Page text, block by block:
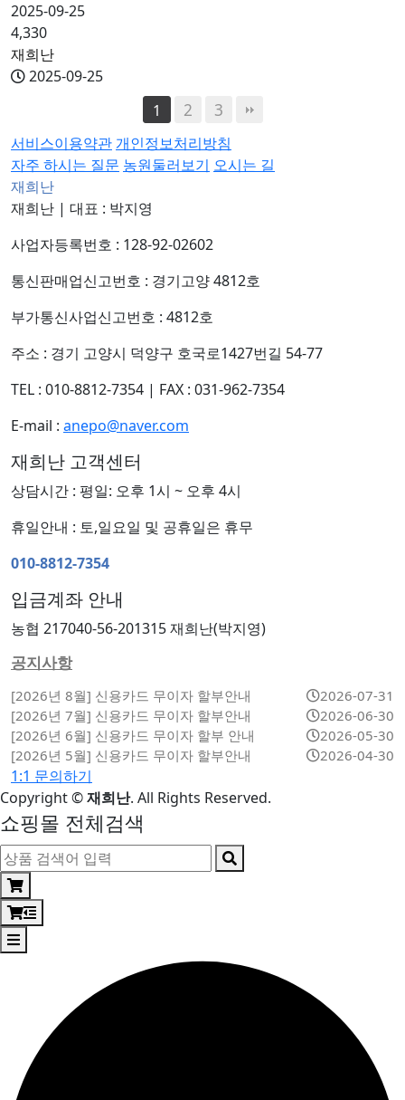
2025-09-25
4,330
재희난
2025-09-25
1
2 3
서비스이용약관 개인정보처리방침
자주 하시는 질문 농원둘러보기 오시는 길
재희난
재희난 | 대표 : 박지영
사업자등록번호 : 128-92-02602
통신판매업신고번호 : 경기고양 4812호
부가통신사업신고번호 : 4812호
주소 : 경기 고양시 덕양구 호국로1427번길 54-77
TEL : 010-8812-7354 | FAX : 031-962-7354
E-mail : anepo@naver.com
재희난 고객센터
상담시간 : 평일: 오후 1시 ~ 오후 4시
휴일안내 : 토,일요일 및 공휴일은 휴무
010-8812-7354
입금계좌 안내
농협 217040-56-201315 재희난(박지영)
공지사항
[2026년 8월] 신용카드 무이자 할부안내
2026-07-31
[2026년 7월] 신용카드 무이자 할부안내
2026-06-30
[2026년 6월] 신용카드 무이자 할부 안내
2026-05-30
[2026년 5월] 신용카드 무이자 할부안내
2026-04-30
1:1 문의하기
Copyright©재희난. All Rights Reserved.
쇼핑몰 전체검색